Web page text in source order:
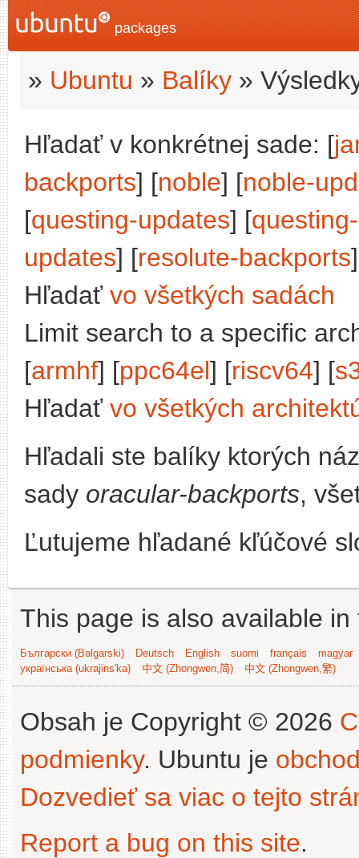
packages
» Ubuntu » Balíky »
Hľadať v konkrétnej sade: [
backports] [noble] [noble-
[questing-updates] [
updates] [resolute-backports
Hľadať vo všetkých sadách
Limit search to a specific
[armhf] [ppc64el] [riscv64] [
Hľadať vo všetkých
Hľadali ste balíky ktorých
sady oracular-backports,
Ľutujeme hľadané kľúčové
This page is also available
Български (Bəlgarski) Deutsch English suomi français
magyar
українська (ukrajins'ka)
中文 (Zhongwen,简) 中文 (Zhongwen,繁)
Obsah je Copyright © 2026
podmienky. Ubuntu je
Dozvedieť sa viac o tejto
Report a bug on this site.